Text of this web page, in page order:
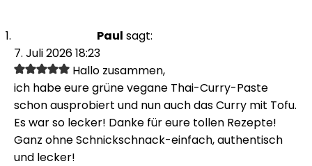
Paul sagt:
7. Juli 2026 18:23
Hallo zusammen,
ich habe eure grüne vegane Thai-Curry-Paste
schon ausprobiert und nun auch das Curry mit Tofu.
Es war so lecker! Danke für eure tollen Rezepte!
Ganz ohne Schnickschnack-einfach, authentisch
und lecker!